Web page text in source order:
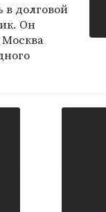
в долговой
Он